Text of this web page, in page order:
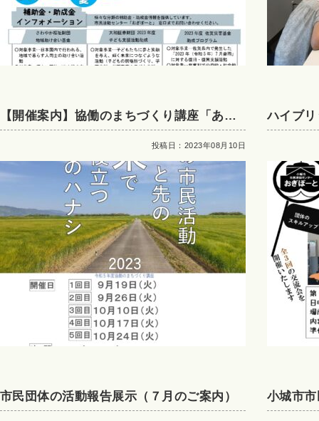
【開催案内】協働のまちづくり講座「あな
たの市民活動 ちょっと先の未来で役立つ
５つのハナシ」
投稿日：2023年08月10日
ハイブ
市民団体の活動報告展示（７月のご案内） 小城市